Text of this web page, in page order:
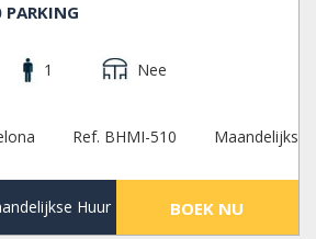
1
Nee
Ref. BHMI-510
Maandelijks
Huur BOEK NU